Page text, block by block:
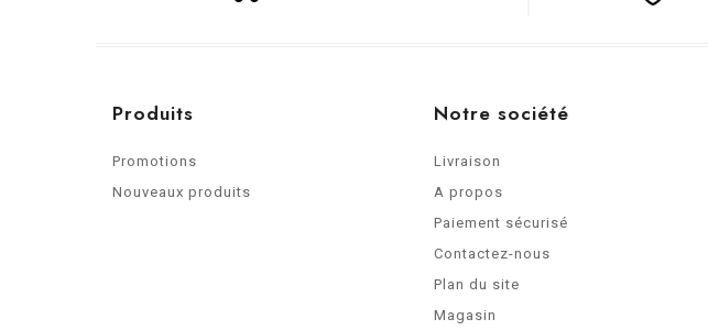
Produits
Promotions
Nouveaux produits
Notre société
Livraison
A propos
Paiement sécurisé
Contactez-nous
Plan du site
Magasin